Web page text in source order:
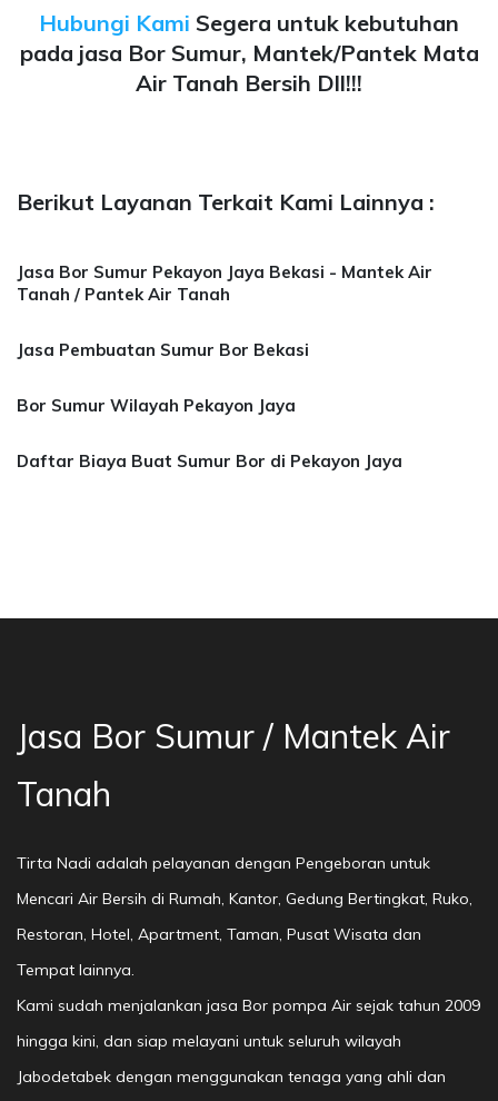
Hubungi Kami Segera untuk kebutuhan
pada jasa Bor Sumur, Mantek/Pantek Mata
Air Tanah Bersih Dll!!!
Berikut Layanan Terkait Kami Lainnya :
Jasa Bor Sumur Pekayon Jaya Bekasi - Mantek Air
Tanah / Pantek Air Tanah
Jasa Pembuatan Sumur Bor Bekasi
Bor Sumur Wilayah Pekayon Jaya
Daftar Biaya Buat Sumur Bor di Pekayon Jaya
Jasa Bor Sumur / Mantek Air
Tanah
Tirta Nadi adalah pelayanan dengan Pengeboran untuk
Mencari Air Bersih di Rumah, Kantor, Gedung Bertingkat, Ruko,
Restoran, Hotel, Apartment, Taman, Pusat Wisata dan
Tempat lainnya.
Kami sudah menjalankan jasa Bor pompa Air sejak tahun 2009
hingga kini, dan siap melayani untuk seluruh wilayah
Jabodetabek dengan menggunakan tenaga yang ahli dan